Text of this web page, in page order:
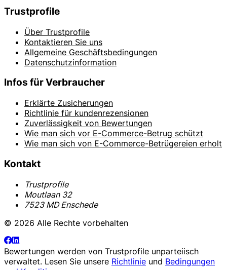
Trustprofile
Über Trustprofile
Kontaktieren Sie uns
Allgemeine Geschäftsbedingungen
Datenschutzinformation
Infos für Verbraucher
Erklärte Zusicherungen
Richtlinie für kundenrezensionen
Zuverlässigkeit von Bewertungen
Wie man sich vor E-Commerce-Betrug schützt
Wie man sich von E-Commerce-Betrügereien erholt
Kontakt
Trustprofile
Moutlaan 32
7523 MD Enschede
© 2026 Alle Rechte vorbehalten
Bewertungen werden von Trustprofile unparteiisch
verwaltet. Lesen Sie unsere Richtlinie und Bedingungen